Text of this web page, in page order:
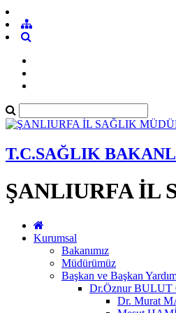
T.C.SAĞLIK
ŞANLIURFA İL
Kurumsal
Bakanımız
Müdürümüz
Başkan ve Başkan
Dr.Öznur BULUT
Dr. Murat